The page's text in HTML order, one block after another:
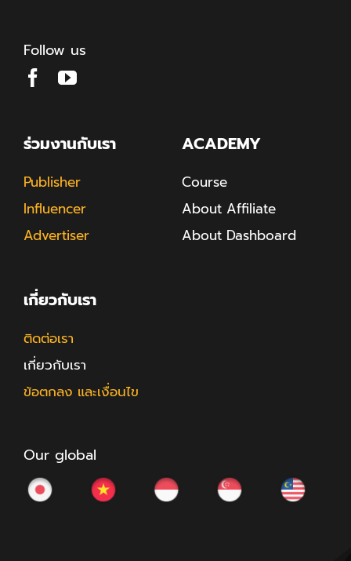
Follow us
ร่วมงานกับเรา
Publisher
Influencer
Advertiser
ACADEMY
Course
About Affiliate
About Dashboard
เกี่ยวกับเรา
ติดต่อเรา
เกี่ยวกับเรา
ข้อตกลง และเงื่อนไข
Our global